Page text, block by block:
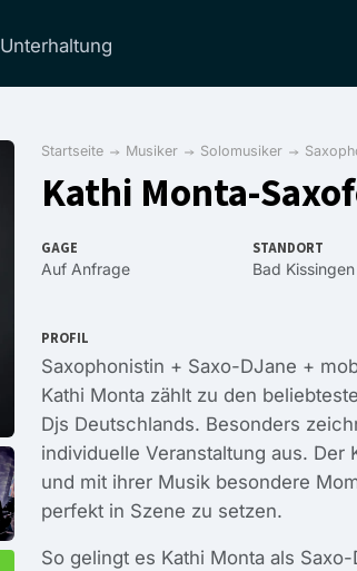
Unterhaltung
Startseite Musiker Solomusiker
Kathi Monta-
GAGE
Auf Anfrage
STANDORT
Bad Kissingen
PROFIL
Saxophonistin + Saxo-DJane +
Kathi Monta zählt zu den
Djs Deutschlands. Besonders
individuelle Veranstaltung aus.
und mit ihrer Musik besondere
perfekt in Szene zu setzen.
So gelingt es Kathi Monta als